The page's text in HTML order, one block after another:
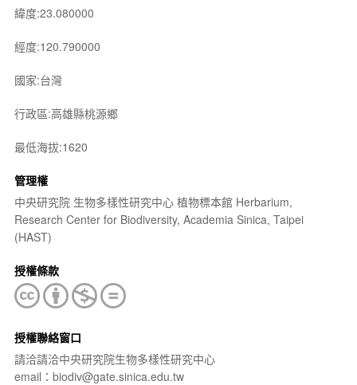
緯度:23.080000
經度:120.790000
國家:台灣
行政區:高雄縣桃源鄉
最低海拔:1620
管理權
中央研究院 生物多樣性研究中心 植物標本館 Herbarium,
Research Center for Biodiversity, Academia Sinica, Taipei
(HAST)
授權條款
授權聯絡窗口
請洽請洽中央研究院生物多樣性研究中心
email：biodiv@gate.sinica.edu.tw